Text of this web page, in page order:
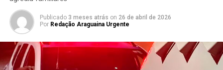
Publicado 3 meses atrás on 26 de abril de 2026
Por Redação Araguaina Urgente